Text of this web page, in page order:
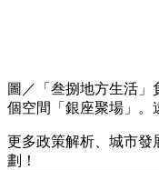
圖／「叁捌地方生活」
個空間「銀座聚場」。
更多政策解析、城市發
劃！